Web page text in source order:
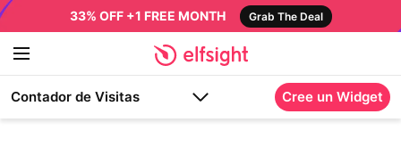
33% OFF +1 FREE MONTH Grab The Deal
Contador de Visitas Cree un Widget